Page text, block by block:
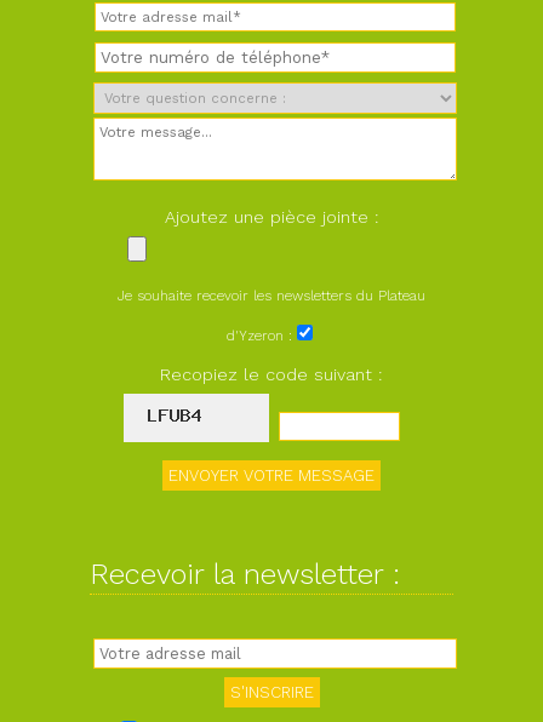
Ajoutez une pièce jointe :
Je souhaite recevoir les newsletters du Plateau
d'Yzeron :
Recopiez le code suivant :
Recevoir la newsletter :